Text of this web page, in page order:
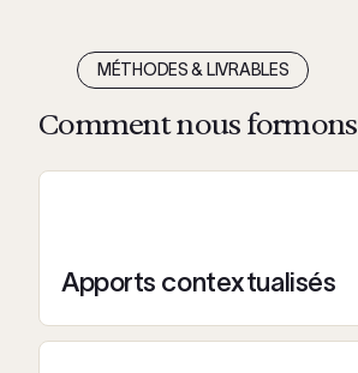
MÉTHODES & LIVRABLES
Comment nous formons
Apports contextualisés